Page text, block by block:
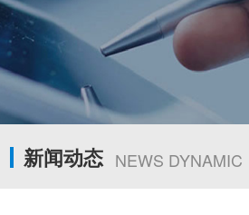
新闻动态 NEWS DYNAMIC